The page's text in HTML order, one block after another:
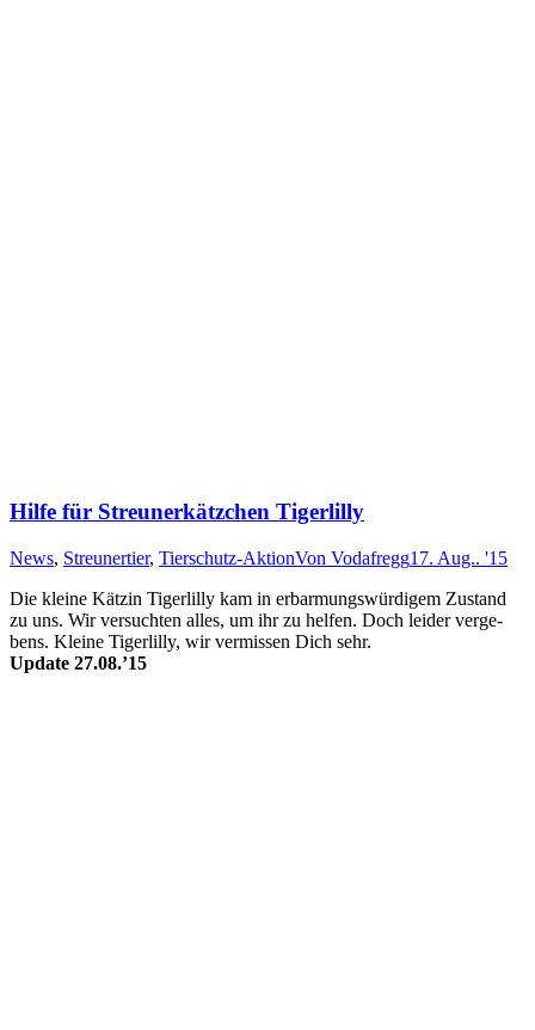
Hilfe für Streunerkätzchen Tigerlilly
News, Streunertier, Tierschutz-AktionVon Vodafregg17. Aug.. '15
Die kleine Kätz­in Tiger­lilly kam in e­rbarm­ungs­wür­dig­em Zu­stand
zu uns. Wir ver­such­ten alles, um ihr zu helf­en. Doch lei­der ver­ge­
bens. Klei­ne Tiger­lilly, wir ver­miss­en Dich sehr.
Update 27.08.’15